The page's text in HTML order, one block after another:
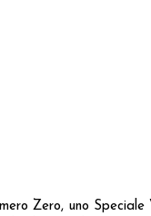
Zero, uno Speciale